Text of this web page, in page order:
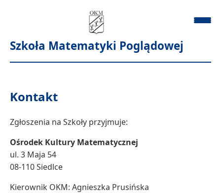
Szkoła Matematyki Poglądowej
Kontakt
Zgłoszenia na Szkoły przyjmuje:
Ośrodek Kultury Matematycznej
ul. 3 Maja 54
08-110 Siedlce
Kierownik OKM: Agnieszka Prusińska